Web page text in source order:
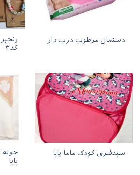
دستمال مرطوب درب دار
کد۳
سبدفنری کودک ماما پاپا
حوله
پاپا